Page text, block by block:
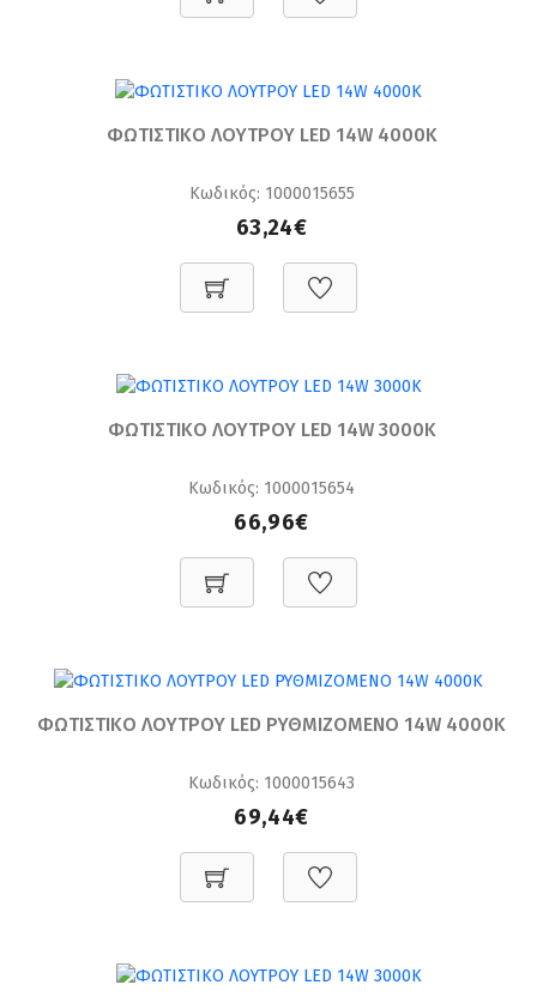
ΦΩΤΙΣΤΙΚΟ ΛΟΥΤΡΟΥ LED 14W 4000K
Κωδικός: 1000015655
63,24€
ΦΩΤΙΣΤΙΚΟ ΛΟΥΤΡΟΥ LED 14W 3000K
Κωδικός: 1000015654
66,96€
ΦΩΤΙΣΤΙΚΟ ΛΟΥΤΡΟΥ LED ΡΥΘΜΙΖΟΜΕΝΟ 14W 4000K
Κωδικός: 1000015643
69,44€